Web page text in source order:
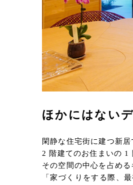
ほかにはない
閑静な住宅街に建つ新
2 階建てのお住まいの 1
その空間の中心を占め
「家づくりをする際、